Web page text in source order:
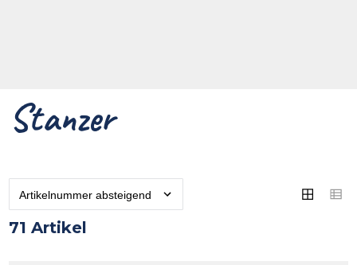
Stanzer
71 Artikel